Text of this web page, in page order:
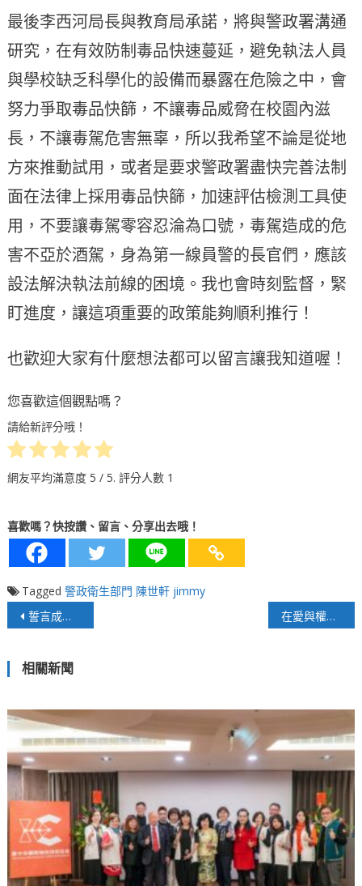
最後李西河局長與教育局承諾，將與警政署溝通
研究，在有效防制毒品快速蔓延，避免執法人員
與學校缺乏科學化的設備而暴露在危險之中，會
努力爭取毒品快篩，不讓毒品威脅在校園內滋
長，不讓毒駕危害無辜，所以我希望不論是從地
方來推動試用，或者是要求警政署盡快完善法制
面在法律上採用毒品快篩，加速評估檢測工具使
用，不要讓毒駕零容忍淪為口號，毒駕造成的危
害不亞於酒駕，身為第一線員警的長官們，應該
設法解決執法前線的困境。我也會時刻監督，緊
盯進度，讓這項重要的政策能夠順利推行！
也歡迎大家有什麼想法都可以留言讓我知道喔！
您喜歡這個觀點嗎？
請給新評分哦！
網友平均滿意度 5 / 5. 評分人數 1
喜歡嗎？快按讚、留言、分享出去哦！
Tagged 警政衛生部門 陳世軒 jimmy
文
導
覽
誓言成為台灣的Kaikai Kiki ! 「333 GALLERY」集結藝術家在「ART TAIPEI 2024」Live Painting 在愛與權力間 探索東西方文化的橋樑 傳統到創新 詮釋東方哲學的當代力量
相關新聞